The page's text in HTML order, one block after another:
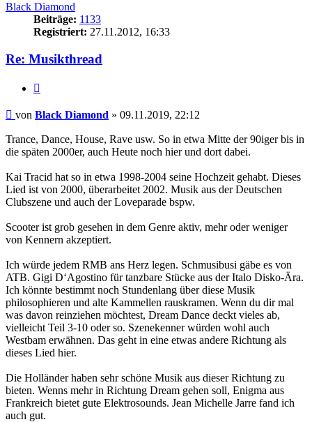
Black Diamond
Beiträge: 1133
Registriert: 27.11.2012, 16:33
Re: Musikthread
Beitrag
von Black Diamond » 09.11.2019, 22:12
Trance, Dance, House, Rave usw. So in etwa Mitte der 90iger bis in
die späten 2000er, auch Heute noch hier und dort dabei.
Kai Tracid hat so in etwa 1998-2004 seine Hochzeit gehabt. Dieses
Lied ist von 2000, überarbeitet 2002. Musik aus der Deutschen
Clubszene und auch der Loveparade bspw.
Scooter ist grob gesehen in dem Genre aktiv, mehr oder weniger
von Kennern akzeptiert.
Ich würde jedem RMB ans Herz legen. Schmusibusi gäbe es von
ATB. Gigi D‘Agostino für tanzbare Stücke aus der Italo Disko-Ära.
Ich könnte bestimmt noch Stundenlang über diese Musik
philosophieren und alte Kammellen rauskramen. Wenn du dir mal
was davon reinziehen möchtest, Dream Dance deckt vieles ab,
vielleicht Teil 3-10 oder so. Szenekenner würden wohl auch
Westbam erwähnen. Das geht in eine etwas andere Richtung als
dieses Lied hier.
Die Holländer haben sehr schöne Musik aus dieser Richtung zu
bieten. Wenns mehr in Richtung Dream gehen soll, Enigma aus
Frankreich bietet gute Elektrosounds. Jean Michelle Jarre fand ich
auch gut.